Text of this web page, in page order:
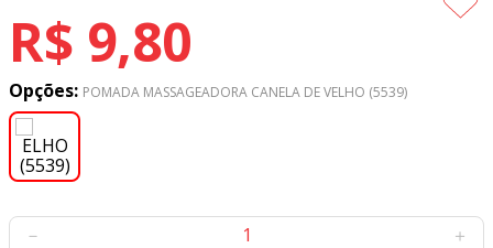
R$ 9,80
Opções: POMADA MASSAGEADORA CANELA DE VELHO (5539)
＋
－
6º
percal
7º
tecido tricoline
8
tricoline digital
9º
tecido oxford